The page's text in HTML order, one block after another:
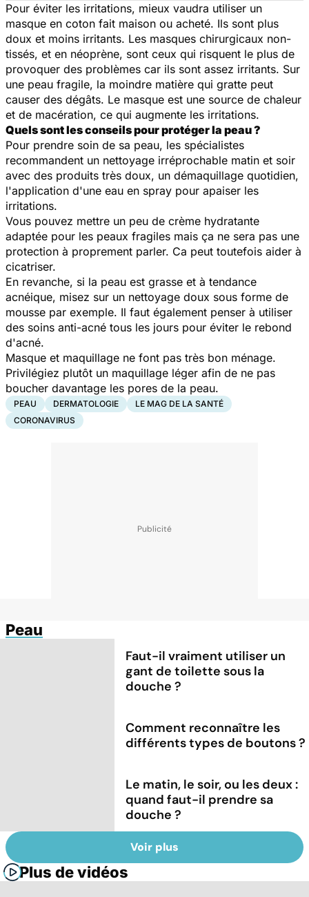
Pour éviter les irritations, mieux vaudra utiliser un
masque en coton fait maison ou acheté. Ils sont plus
doux et moins irritants. Les masques chirurgicaux non-
tissés, et en néoprène, sont ceux qui risquent le plus de
provoquer des problèmes car ils sont assez irritants. Sur
une peau fragile, la moindre matière qui gratte peut
causer des dégâts. Le masque est une source de chaleur
et de macération, ce qui augmente les irritations.
Quels sont les conseils pour protéger la peau ?
Pour prendre soin de sa peau, les spécialistes
recommandent un nettoyage irréprochable matin et soir
avec des produits très doux, un démaquillage quotidien,
l'application d'une eau en spray pour apaiser les
irritations.
Vous pouvez mettre un peu de crème hydratante
adaptée pour les peaux fragiles mais ça ne sera pas une
protection à proprement parler. Ca peut toutefois aider à
cicatriser.
En revanche, si la peau est grasse et à tendance
acnéique, misez sur un nettoyage doux sous forme de
mousse par exemple. Il faut également penser à utiliser
des soins anti-acné tous les jours pour éviter le rebond
d'acné.
Masque et maquillage ne font pas très bon ménage.
Privilégiez plutôt un maquillage léger afin de ne pas
boucher davantage les pores de la peau.
PEAU DERMATOLOGIE
LE MAG DE LA SANTÉ
CORONAVIRUS
Peau
Faut-il vraiment utiliser un
gant de toilette sous la
douche ?
Comment reconnaître les
différents types de boutons ?
Le matin, le soir, ou les deux :
quand faut-il prendre sa
douche ?
Voir plus
Plus de vidéos